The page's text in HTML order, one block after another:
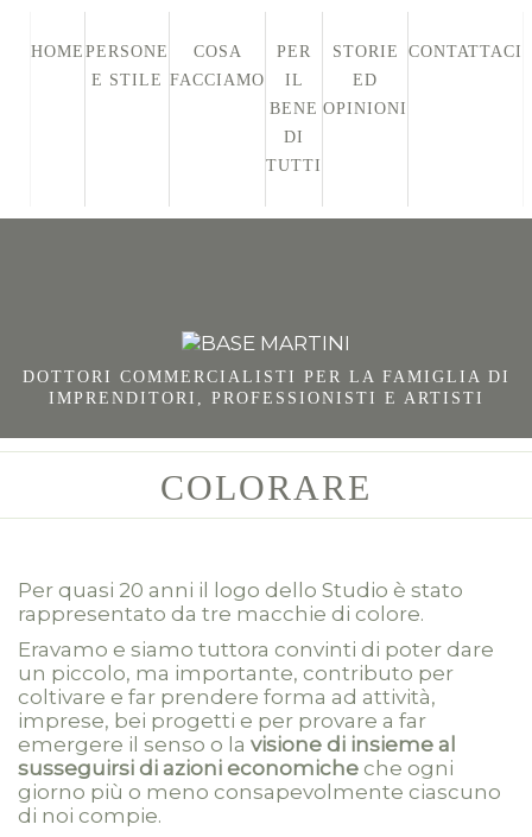
HOME PERSONE
E STILE
COSA
FACCIAMO
PER
IL
BENE
DI
TUTTI
STORIE
ED
OPINIONI
CONTATTACI
DOTTORI COMMERCIALISTI PER LA FAMIGLIA DI
IMPRENDITORI, PROFESSIONISTI E ARTISTI
COLORARE
Per quasi 20 anni il logo dello Studio è stato
rappresentato da tre macchie di colore.
Eravamo e siamo tuttora convinti di poter dare
un piccolo, ma importante, contributo per
coltivare e far prendere forma ad attività,
imprese, bei progetti e per provare a far
emergere il senso o la visione di insieme al
susseguirsi di azioni economiche che ogni
giorno più o meno consapevolmente ciascuno
di noi compie.